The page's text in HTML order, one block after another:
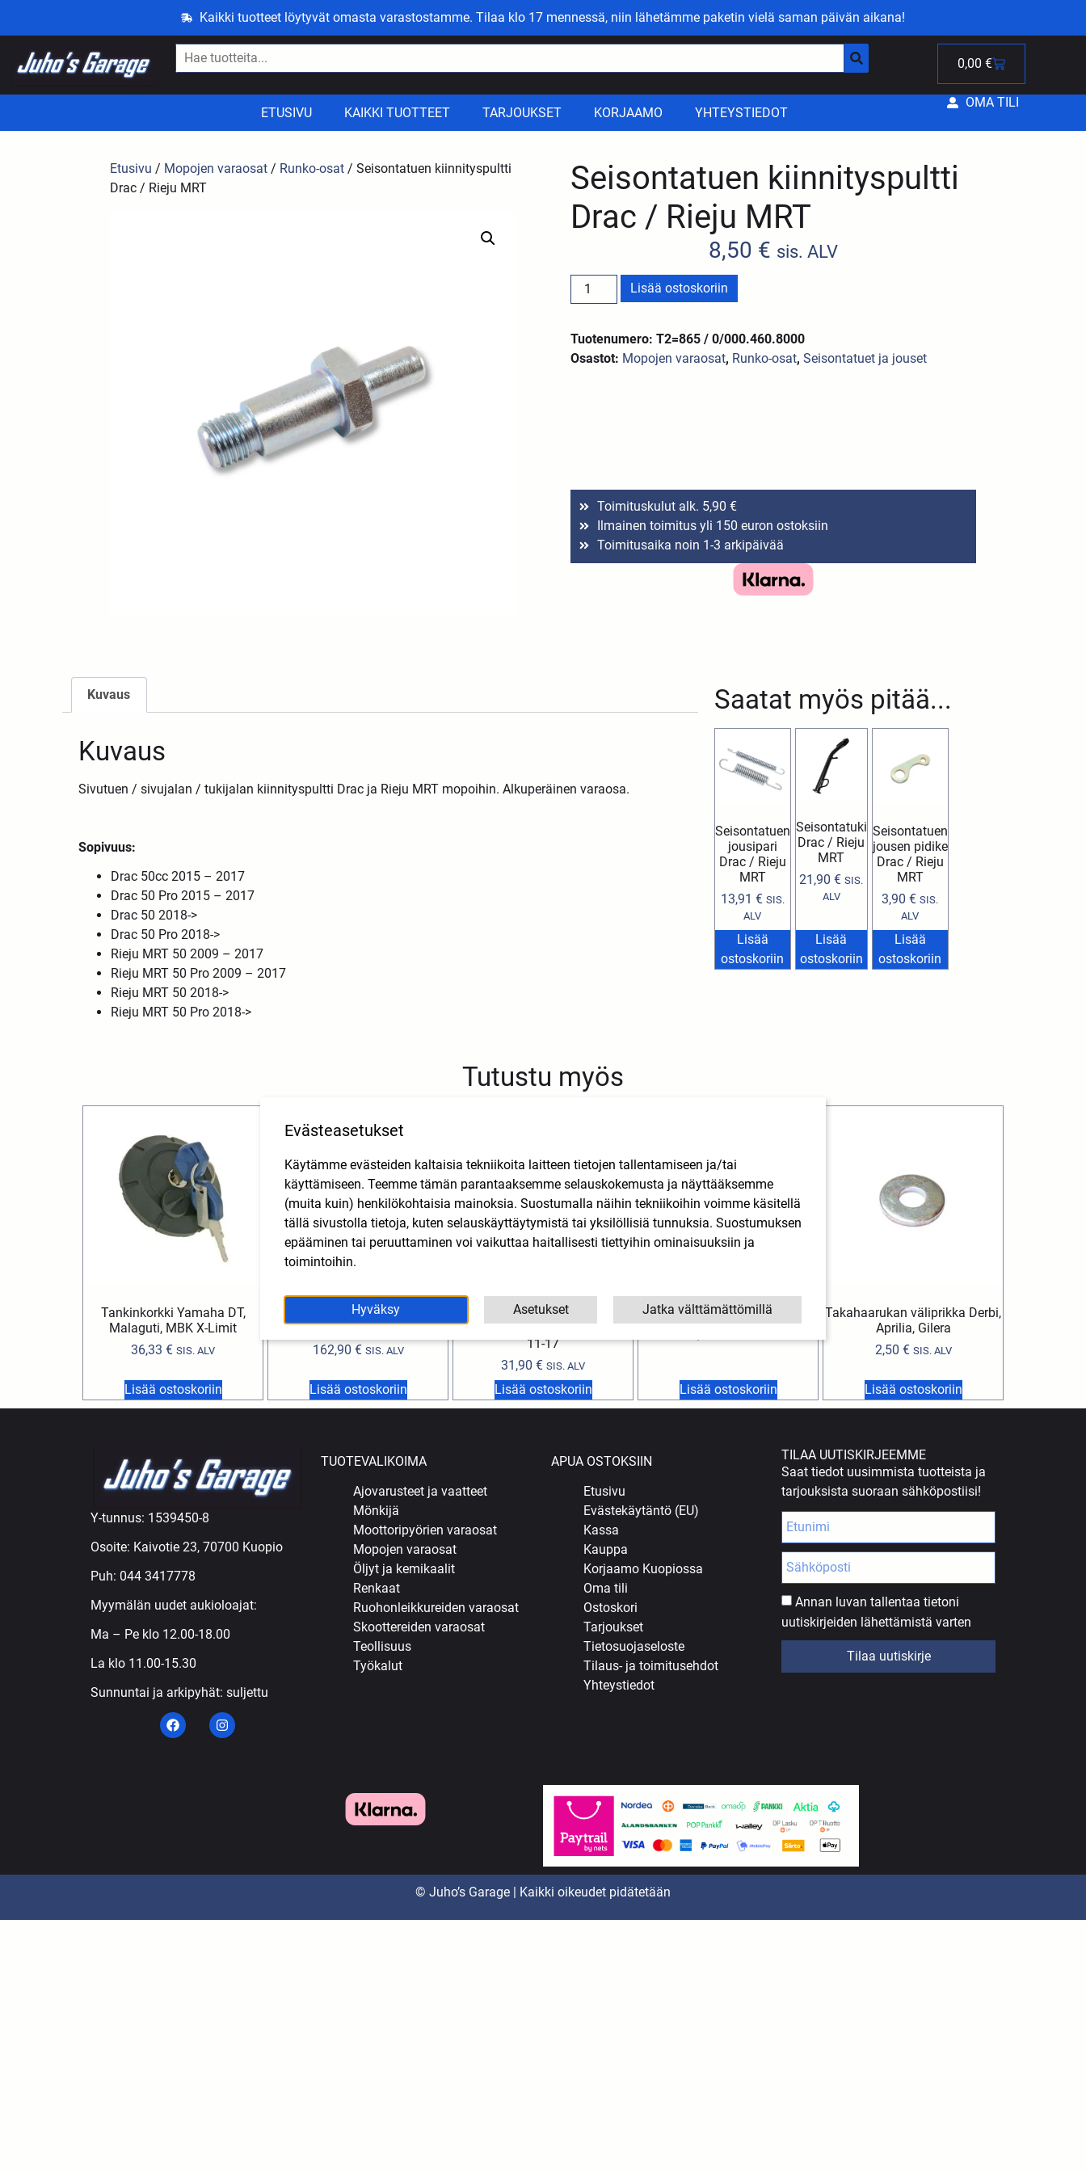
Kaikki tuotteet löytyvät omasta varastostamme. Tilaa klo 17 mennessä, niin lähetämme paketin vielä saman päivän aikana!
0,00 €
ETUSIVU KAIKKI TUOTTEET TARJOUKSET KORJAAMO YHTEYSTIEDOT
OMA TILI
Etusivu / Mopojen varaosat / Runko-osat / Seisontatuen kiinnityspultti
Drac / Rieju MRT
Seisontatuen kiinnityspultti
Drac / Rieju MRT
8,50 € sis. ALV
Lisää ostoskoriin
Tuotenumero: T2=865 / 0/000.460.8000
Osastot: Mopojen varaosat, Runko-osat,Seisontatuet ja jouset
Toimituskulut alk. 5,90 €
Ilmainen toimitus yli 150 euron ostoksiin
Toimitusaika noin 1-3 arkipäivää
Saatat myös pitää...
Seisontatuen
jousipari
Drac / Rieju
MRT
13,91 € SIS.
ALV
Lisää
ostoskoriin
Seisontatuki
Drac / Rieju
MRT
21,90€ SIS.
ALV
Lisää
ostoskoriin
Seisontatuen
jousen pidike
Drac / Rieju
MRT
3,90€ SIS.
ALV
Lisää
ostoskoriin
Kuvaus
Kuvaus
Sivutuen / sivujalan / tukijalan kiinnityspultti Drac ja Rieju MRT mopoihin. Alkuperäinen varaosa.
Sopivuus:
Drac 50cc 2015 – 2017
Drac 50 Pro 2015 – 2017
Drac 50 2018->
Drac 50 Pro 2018->
Rieju MRT 50 2009 – 2017
Rieju MRT 50 Pro 2009 – 2017
Rieju MRT 50 2018->
Rieju MRT 50 Pro 2018->
Tutustu myös
Tankinkorkki Yamaha DT,
Malaguti, MBK X-Limit
36,33 € SIS. ALV
Lisää ostoskoriin
Takalippa musta Aprilia SX/RX
06-17
162,90 € SIS. ALV
Lisää ostoskoriin
Takakate musta, Derbi DRD X-
Treme 11-17, Gilera RCR, SMT
11-17
31,90 € SIS. ALV
Lisää ostoskoriin
Peltimutteri / katemutteri M6
Lisää ostoskoriin
Takahaarukan väliprikka Derbi,
Aprilia, Gilera
2,50 € SIS. ALV
Lisää ostoskoriin
Y-tunnus: 1539450-8
Osoite: Kaivotie 23, 70700 Kuopio
Puh: 044 3417778
Myymälän uudet aukioloajat:
Ma – Pe klo 12.00-18.00
La klo 11.00-15.30
Sunnuntai ja arkipyhät: suljettu
TUOTEVALIKOIMA
Ajovarusteet ja vaatteet
Mönkijä
Moottoripyörien varaosat
Mopojen varaosat
Öljyt ja kemikaalit
Renkaat
Ruohonleikkureiden varaosat
Skoottereiden varaosat
Teollisuus
Työkalut
APUA OSTOKSIIN
Etusivu
Evästekäytäntö (EU)
Kassa
Kauppa
Korjaamo Kuopiossa
Oma tili
Ostoskori
Tarjoukset
Tietosuojaseloste
Tilaus- ja toimitusehdot
Yhteystiedot
TILAA UUTISKIRJEEMME
Saat tiedot uusimmista tuotteista ja
tarjouksista suoraan sähköpostiisi!
Annan luvan tallentaa tietoni
uutiskirjeiden lähettämistä varten
Tilaa uutiskirje
© Juho’s Garage | Kaikki oikeudet pidätetään
Evästeasetukset
Käytämme evästeiden kaltaisia tekniikoita laitteen tietojen tallentamiseen ja/tai
käyttämiseen. Teemme tämän parantaaksemme selauskokemusta ja näyttääksemme
(muita kuin) henkilökohtaisia mainoksia. Suostumalla näihin tekniikoihin voimme käsitellä
tällä sivustolla tietoja, kuten selauskäyttäytymistä tai yksilöllisiä tunnuksia. Suostumuksen
epääminen tai peruuttaminen voi vaikuttaa haitallisesti tiettyihin ominaisuuksiin ja
toimintoihin.
Hyväksy Asetukset Jatka välttämättömillä